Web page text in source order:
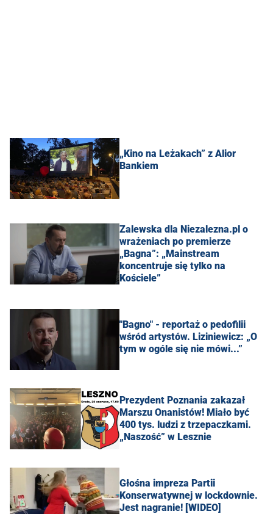
„Kino na Leżakach” z Alior
Bankiem
Zalewska dla Niezalezna.pl o
wrażeniach po premierze
„Bagna”: „Mainstream
koncentruje się tylko na
Kościele”
"Bagno" - reportaż o pedofilii
wśród artystów. Liziniewicz: „O
tym w ogóle się nie mówi...”
Prezydent Poznania zakazał
Marszu Onanistów! Miało być
400 tys. ludzi z trzepaczkami.
„Naszość” w Lesznie
Głośna impreza Partii
Konserwatywnej w lockdownie.
Jest nagranie! [WIDEO]